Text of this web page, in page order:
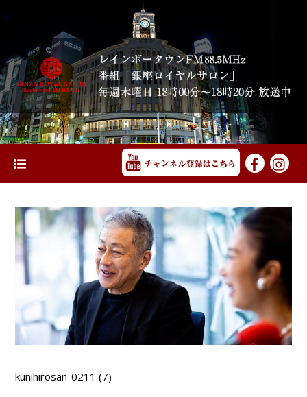
kunihirosan-0211 (7)